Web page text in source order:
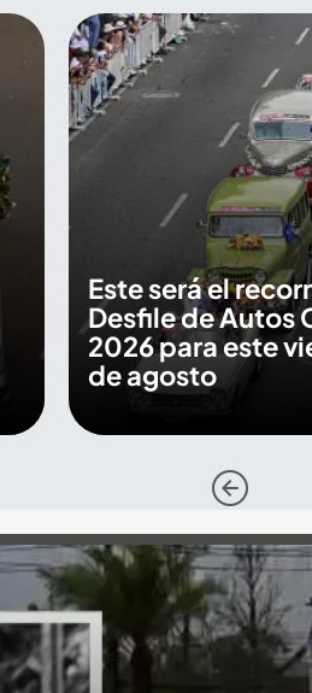
Este será el
Desfile de Autos
2026 para este
de agosto